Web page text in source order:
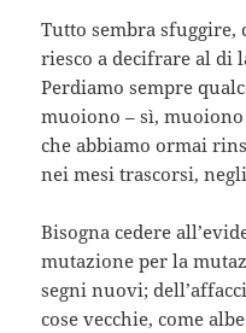
Tutto sembra
riesco a decifrare al di
Perdiamo sempre
muoiono – sì,
che abbiamo ormai
nei mesi trascorsi,
Bisogna cedere
mutazione per la
segni nuovi;
cose vecchie, come